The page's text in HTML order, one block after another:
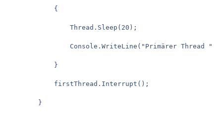
			{
				Thread.Sleep(20);
Console.WriteLine("Primärer Thread "
			}
			firstThread.Interrupt();
		}